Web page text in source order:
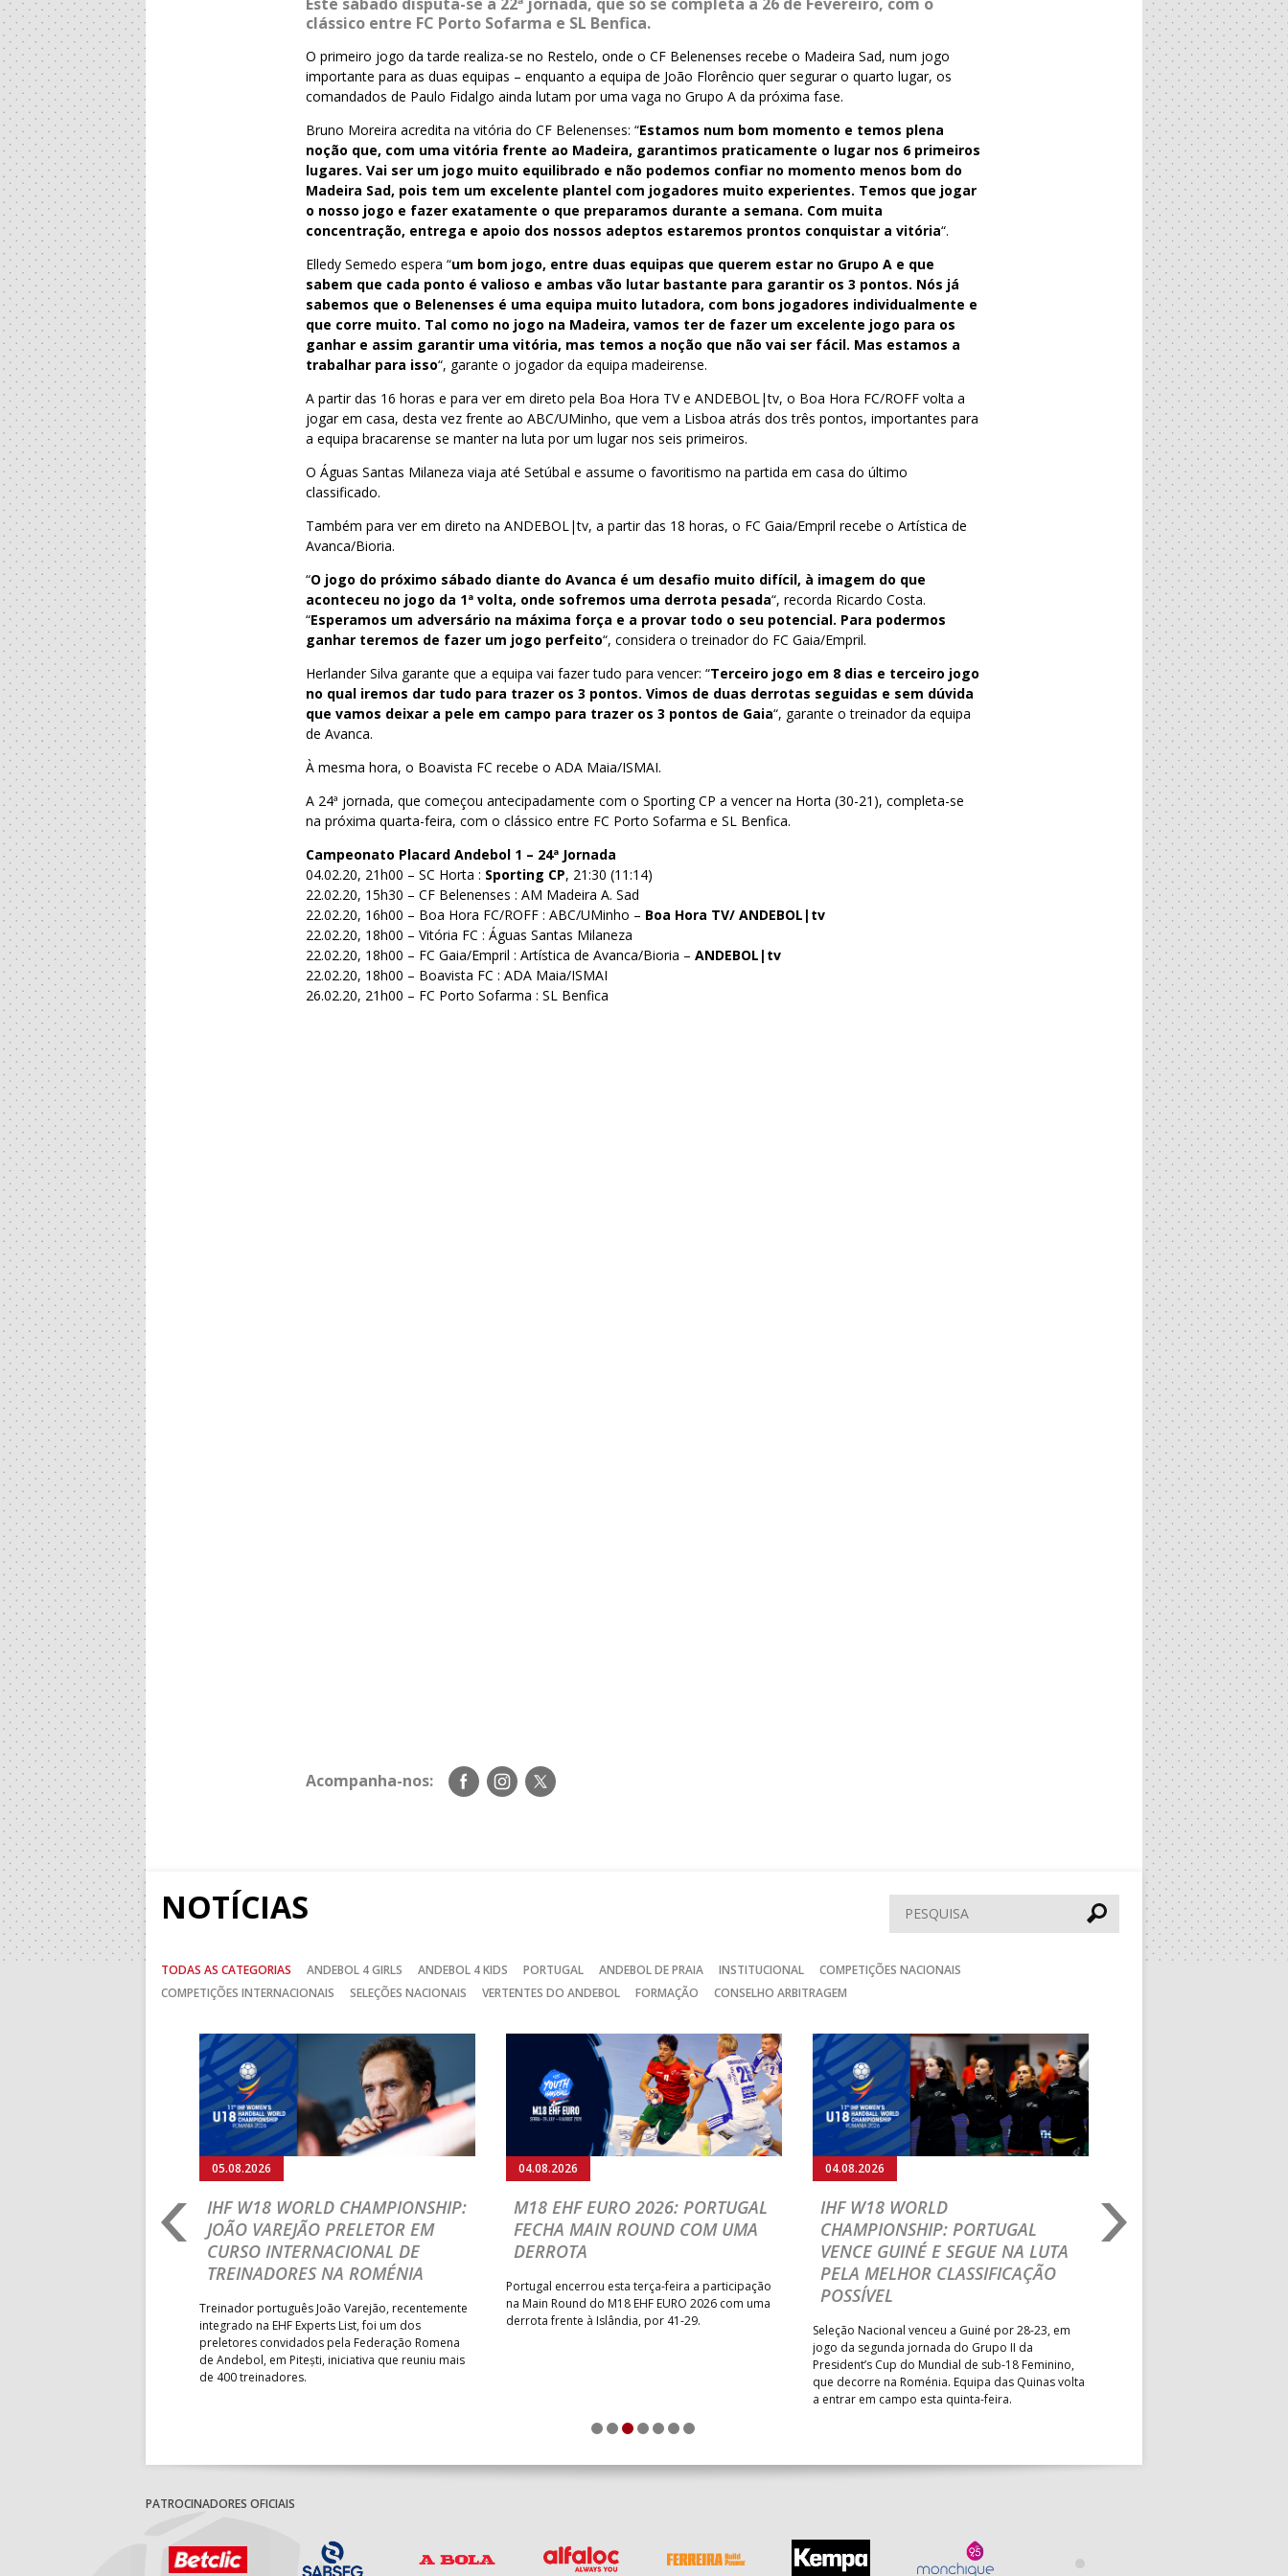
clássico entre FC Porto Sofarma e SL Benfica.
O primeiro jogo da tarde realiza-se no Restelo, onde o CF Belenenses recebe o Madeira Sad, num jogo
importante para as duas equipas – enquanto a equipa de João Florêncio quer segurar o quarto lugar, os
comandados de Paulo Fidalgo ainda lutam por uma vaga no Grupo A da próxima fase.
Bruno Moreira acredita na vitória do CF Belenenses: “Estamos num bom momento e temos plena
noção que, com uma vitória frente ao Madeira, garantimos praticamente o lugar nos 6 primeiros
lugares. Vai ser um jogo muito equilibrado e não podemos confiar no momento menos bom do
Madeira Sad, pois tem um excelente plantel com jogadores muito experientes. Temos que jogar
o nosso jogo e fazer exatamente o que preparamos durante a semana. Com muita
concentração, entrega e apoio dos nossos adeptos estaremos prontos conquistar a vitória“.
Elledy Semedo espera “um bom jogo, entre duas equipas que querem estar no Grupo A e que
sabem que cada ponto é valioso e ambas vão lutar bastante para garantir os 3 pontos. Nós já
sabemos que o Belenenses é uma equipa muito lutadora, com bons jogadores individualmente e
que corre muito. Tal como no jogo na Madeira, vamos ter de fazer um excelente jogo para os
ganhar e assim garantir uma vitória, mas temos a noção que não vai ser fácil. Mas estamos a
trabalhar para isso“, garante o jogador da equipa madeirense.
A partir das 16 horas e para ver em direto pela Boa Hora TV e ANDEBOL|tv, o Boa Hora FC/ROFF volta a
jogar em casa, desta vez frente ao ABC/UMinho, que vem a Lisboa atrás dos três pontos, importantes para
a equipa bracarense se manter na luta por um lugar nos seis primeiros.
O Águas Santas Milaneza viaja até Setúbal e assume o favoritismo na partida em casa do último
classificado.
Também para ver em direto na ANDEBOL|tv, a partir das 18 horas, o FC Gaia/Empril recebe o Artística de
Avanca/Bioria.
“O jogo do próximo sábado diante do Avanca é um desafio muito difícil, à imagem do que
aconteceu no jogo da 1ª volta, onde sofremos uma derrota pesada“, recorda Ricardo Costa.
“Esperamos um adversário na máxima força e a provar todo o seu potencial. Para podermos
ganhar teremos de fazer um jogo perfeito“, considera o treinador do FC Gaia/Empril.
Herlander Silva garante que a equipa vai fazer tudo para vencer: “Terceiro jogo em 8 dias e terceiro jogo
no qual iremos dar tudo para trazer os 3 pontos. Vimos de duas derrotas seguidas e sem dúvida
que vamos deixar a pele em campo para trazer os 3 pontos de Gaia“, garante o treinador da equipa
de Avanca.
À mesma hora, o Boavista FC recebe o ADA Maia/ISMAI.
A 24ª jornada, que começou antecipadamente com o Sporting CP a vencer na Horta (30-21), completa-se
na próxima quarta-feira, com o clássico entre FC Porto Sofarma e SL Benfica.
Campeonato Placard Andebol 1 – 24ª Jornada
04.02.20, 21h00 – SC Horta : Sporting CP, 21:30 (11:14)
22.02.20, 15h30 – CF Belenenses : AM Madeira A. Sad
22.02.20, 16h00 – Boa Hora FC/ROFF : ABC/UMinho – Boa Hora TV/ ANDEBOL|tv
22.02.20, 18h00 – Vitória FC : Águas Santas Milaneza
22.02.20, 18h00 – FC Gaia/Empril : Artística de Avanca/Bioria –ANDEBOL|tv
22.02.20, 18h00 – Boavista FC : ADA Maia/ISMAI
26.02.20, 21h00 – FC Porto Sofarma : SL Benfica
Acompanha-nos:
Siga-
nos
Siga-
nos
Siga-
nos
NOTÍCIAS Pesquisar
TODAS AS CATEGORIAS ANDEBOL 4 GIRLS ANDEBOL 4 KIDS PORTUGAL ANDEBOL DE PRAIA INSTITUCIONAL
COMPETIÇÕES NACIONAIS
COMPETIÇÕES INTERNACIONAIS
SELEÇÕES NACIONAIS VERTENTES DO ANDEBOL FORMAÇÃO CONSELHO ARBITRAGEM
05.08.2026
IHF W18 WORLD CHAMPIONSHIP:
JOÃO VAREJÃO PRELETOR EM
CURSO INTERNACIONAL DE
TREINADORES NA ROMÉNIA
Treinador português João Varejão, recentemente
integrado na EHF Experts List, foi um dos
preletores convidados pela Federação Romena
de Andebol, em Pitești, iniciativa que reuniu mais
de 400 treinadores.
04.08.2026
M18 EHF EURO 2026: PORTUGAL
FECHA MAIN ROUND COM UMA
DERROTA
Portugal encerrou esta terça-feira a participação
na Main Round do M18 EHF EURO 2026 com uma
derrota frente à Islândia, por 41-29.
04.08.2026
IHF W18 WORLD
CHAMPIONSHIP: PORTUGAL
VENCE GUINÉ E SEGUE NA LUTA
PELA MELHOR CLASSIFICAÇÃO
POSSÍVEL
Seleção Nacional venceu a Guiné por 28-23, em
jogo da segunda jornada do Grupo II da
President’s Cup do Mundial de sub-18 Feminino,
que decorre na Roménia. Equipa das Quinas volta
a entrar em campo esta quinta-feira.
Anterior Seguinte
1 2 3 4 5 6 7
PATROCINADORES OFICIAIS